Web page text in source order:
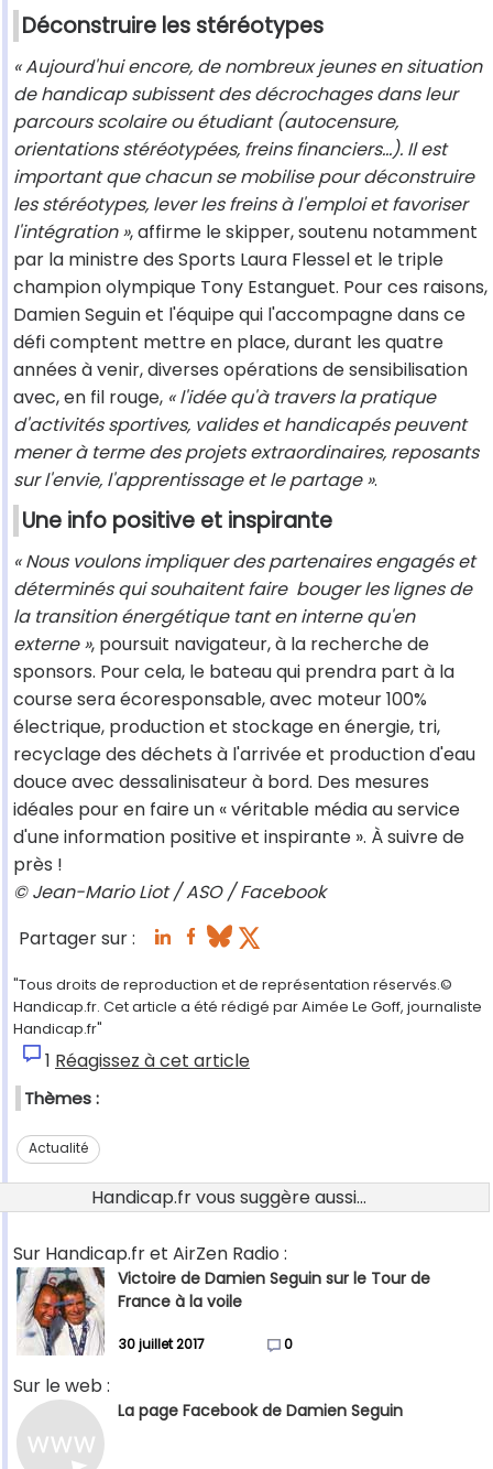
Déconstruire les stéréotypes
« Aujourd'hui encore, de nombreux jeunes en situation
de handicap subissent des décrochages dans leur
parcours scolaire ou étudiant (autocensure,
orientations stéréotypées, freins financiers…). Il est
important que chacun se mobilise pour déconstruire
les stéréotypes, lever les freins à l'emploi et favoriser
l'intégration », affirme le skipper, soutenu notamment
par la ministre des Sports Laura Flessel et le triple
champion olympique Tony Estanguet. Pour ces raisons,
Damien Seguin et l'équipe qui l'accompagne dans ce
défi comptent mettre en place, durant les quatre
années à venir, diverses opérations de sensibilisation
avec, en fil rouge, « l'idée qu'à travers la pratique
d'activités sportives, valides et handicapés peuvent
mener à terme des projets extraordinaires, reposants
sur l'envie, l'apprentissage et le partage ».
Une info positive et inspirante
« Nous voulons impliquer des partenaires engagés et
déterminés qui souhaitent faire bouger les lignes de
la transition énergétique tant en interne qu'en
externe », poursuit navigateur, à la recherche de
sponsors. Pour cela, le bateau qui prendra part à la
course sera écoresponsable, avec moteur 100%
électrique, production et stockage en énergie, tri,
recyclage des déchets à l'arrivée et production d'eau
douce avec dessalinisateur à bord. Des mesures
idéales pour en faire un « véritable média au service
d'une information positive et inspirante ». À suivre de
près !
© Jean-Mario Liot / ASO / Facebook
Partager sur :
"Tous droits de reproduction et de représentation réservés.©
Handicap.fr. Cet article a été rédigé par Aimée Le Goff, journaliste
Handicap.fr"
1 Réagissez à cet article
Thèmes :
Actualité
Handicap.fr vous suggère aussi...
Sur Handicap.fr et AirZen Radio :
Victoire de Damien Seguin sur le Tour de
France à la voile
30 juillet 2017 0
Sur le web :
La page Facebook de Damien Seguin